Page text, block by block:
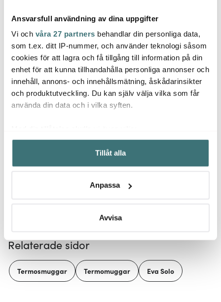
Ansvarsfull användning av dina uppgifter
Vi och våra 27 partners behandlar din personliga data,
som t.ex. ditt IP-nummer, och använder teknologi såsom
cookies för att lagra och få tillgång till information på din
enhet för att kunna tillhandahålla personliga annonser och
innehåll, annons- och innehållsmätning, åskådarinsikter
och produktutveckling. Du kan själv välja vilka som får
använda din data och i vilka syften.
Samla in information om din geografiska plats som
kan ha en noggrannhet på upp till flera meter
Identifiera din enhet genom att aktivt skanna den för
Ta reda på mer om hur dina personliga uppgifter
Du kan ändra eller dra tillbaka ditt samtycke när som
Vi använder cookies för att innehållet och annonserna
ska anpassas efter det som vi tror att du tycker om. Det
gör också att vi kan analysera vår trafik och göra
Tillåt alla
Anpassa
Avvisa
Eva Solo
Vipplock till Eva Solo
karaff Stål
171 kr 229 kr
Eva Solo
Ginglas 62 cl
269 kr
Eva
Låt dig inspireras av våra kunder
Relaterade sidor
Termosmuggar Termomuggar Eva Solo